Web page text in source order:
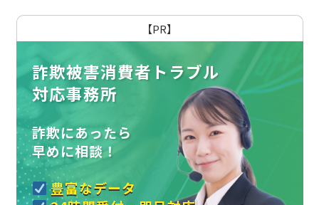
【PR】
詐欺被害消費者トラブル
対応事務所
詐欺にあったら
早めに相談！
豊富なデータ